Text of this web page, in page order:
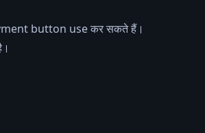
button use कर सकते हैं।